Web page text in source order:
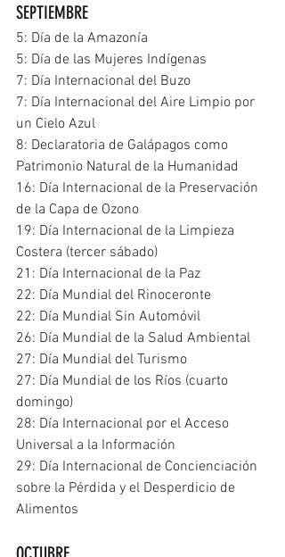
SEPTIEMBRE
5: Día de la Amazonía
5: Día de las Mujeres Indígenas
7: Día Internacional del Buzo
7: Día Internacional del Aire Limpio por
un Cielo Azul
8: Declaratoria de Galápagos como
Patrimonio Natural de la Humanidad
16: Día Internacional de la Preservación
de la Capa de Ozono
19: Día Internacional de la Limpieza
Costera (tercer sábado)
21: Día Internacional de la Paz
22: Día Mundial del Rinoceronte
22: Día Mundial Sin Automóvil
26: Día Mundial de la Salud Ambiental
27: Día Mundial del Turismo
27: Día Mundial de los Ríos (cuarto
domingo)
28: Día Internacional por el Acceso
Universal a la Información
29: Día Internacional de Concienciación
sobre la Pérdida y el Desperdicio de
Alimentos